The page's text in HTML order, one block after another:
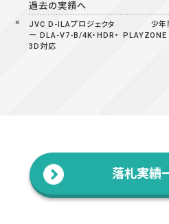
過去の実績へ
JVC D-ILAプロジェクタ
ー DLA-V7-B/4K・HDR・
3D対応
少
落札実績